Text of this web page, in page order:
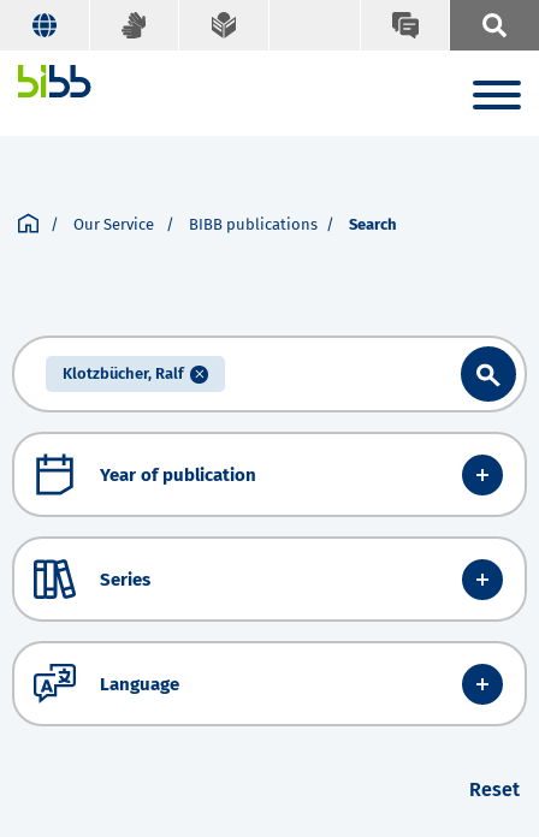
Our Service BIBB publications Search
Klotzbücher, Ralf
Year of publication
Series
Language
Reset